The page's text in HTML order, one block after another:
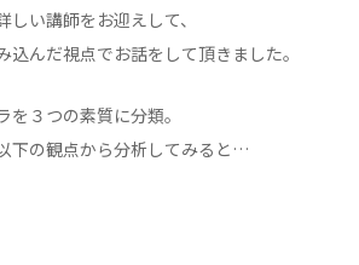
い講師をお迎えして、
込んだ視点でお話をして頂きました。
を３つの素質に分類。
下の観点から分析してみると…